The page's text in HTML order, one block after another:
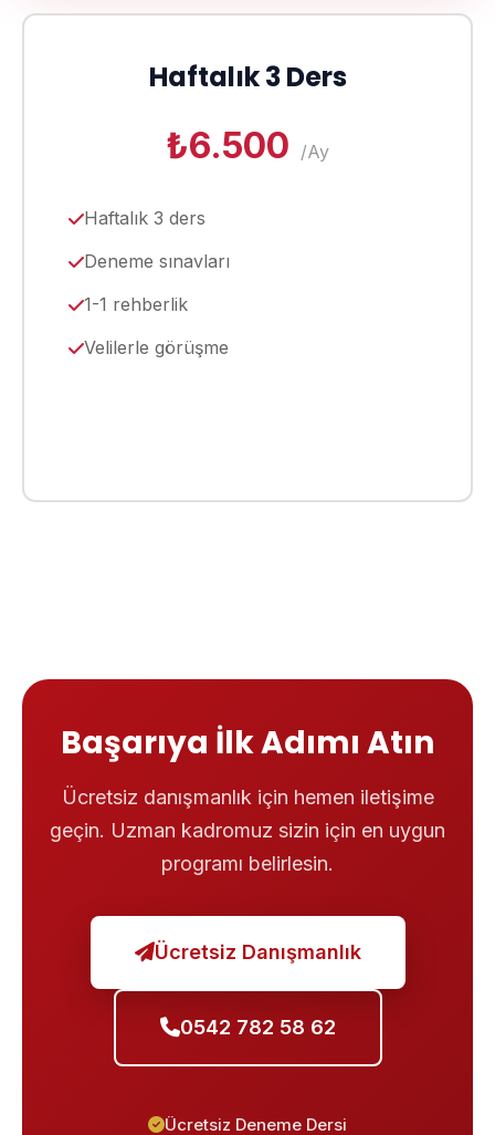
Haftalık 3 Ders
₺6.500 /Ay
Haftalık 3 ders
Deneme sınavları
1-1 rehberlik
Velilerle görüşme
Başarıya İlk Adımı Atın
Ücretsiz danışmanlık için hemen iletişime
geçin. Uzman kadromuz sizin için en uygun
programı belirlesin.
Ücretsiz Danışmanlık
0542 782 58 62
Ücretsiz Deneme Dersi